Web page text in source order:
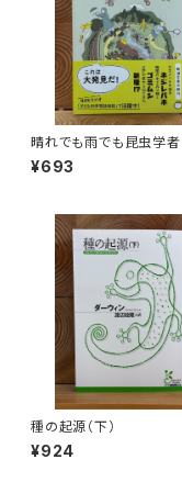
晴れでも雨でも昆虫学者
¥693
種の起源（下）
¥924